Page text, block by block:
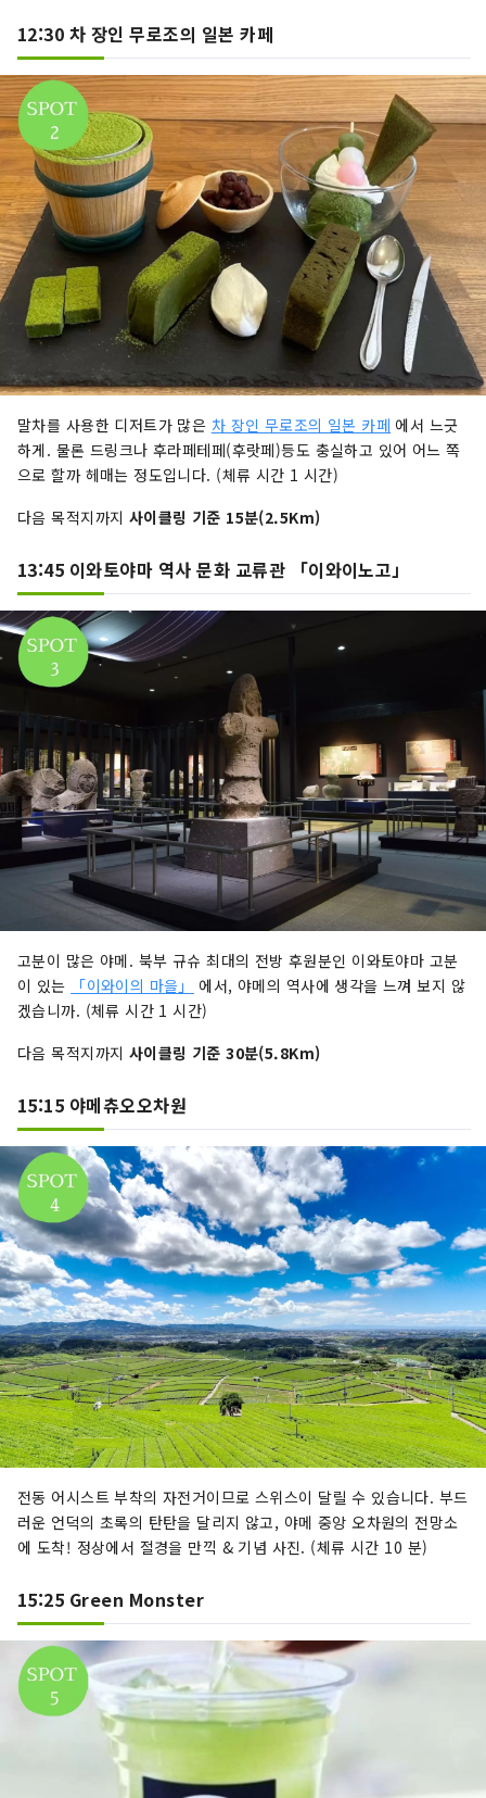
12:30 차 장인 무로조의 일본 카페
말차를 사용한 디저트가 많은 차 장인 무로조의 일본 카페 에서 느긋
하게. 물론 드링크나 후라페테페(후랏페)등도 충실하고 있어 어느 쪽
으로 할까 헤매는 정도입니다. (체류 시간 1 시간)
다음 목적지까지 사이클링 기준 15분(2.5Km)
13:45 이와토야마 역사 문화 교류관 「이와이노고」
고분이 많은 야메. 북부 규슈 최대의 전방 후원분인 이와토야마 고분
이 있는
「이와이의 마을」
에서, 야메의 역사에 생각을 느껴 보지 않
겠습니까. (체류 시간 1 시간)
다음 목적지까지 사이클링 기준 30분(5.8Km)
15:15 야메츄오오차원
전동 어시스트 부착의 자전거이므로 스위스이 달릴 수 있습니다. 부드
러운 언덕의 초록의 탄탄을 달리지 않고, 야메 중앙 오차원의 전망소
에 도착! 정상에서 절경을 만끽 & 기념 사진. (체류 시간 10 분)
15:25 Green Monster